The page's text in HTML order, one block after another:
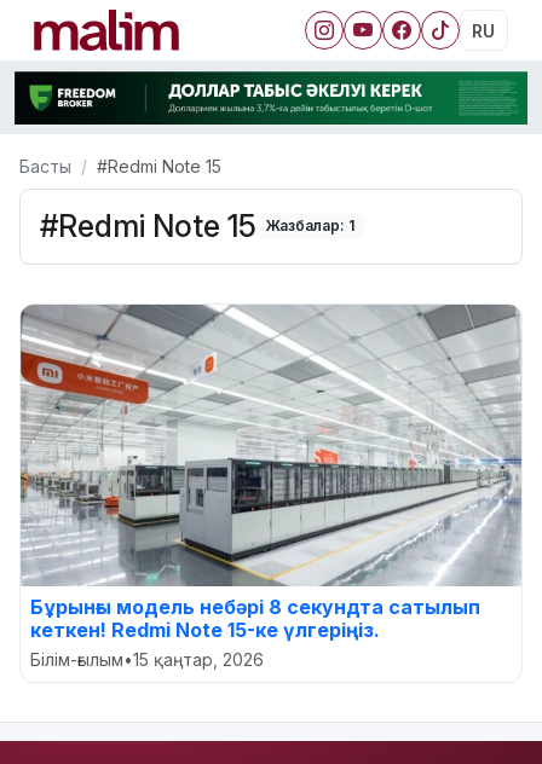
RU
Басты #Redmi Note 15
#Redmi Note 15 Жазбалар: 1
Бұрынғы модель небәрі 8 секундта сатылып
кеткен! Redmi Note 15-ке үлгеріңіз.
Білім-ғылым•15 қаңтар, 2026